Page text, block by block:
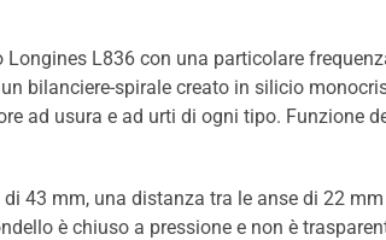
L836 con una particolare
bilanciere-spirale creato in silicio
ad usura e ad urti di ogni tipo. Funzione
43 mm, una distanza tra le anse di 22
è chiuso a pressione e non è